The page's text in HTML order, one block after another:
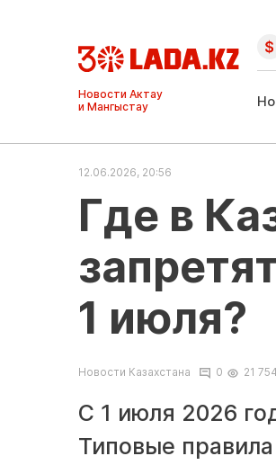
Ақтау және
Манғыстау
жаңалықтары
12.06.2026, 20:56
Где в
1 июля?
Новости Казахстана 0 21 754
С 1 июля 2026
Типовые